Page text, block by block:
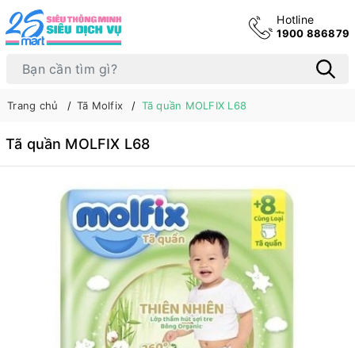
Hotline
1900 886879
Trang chủ Tã Molfix Tã quần MOLFIX L68
Tã quần MOLFIX L68